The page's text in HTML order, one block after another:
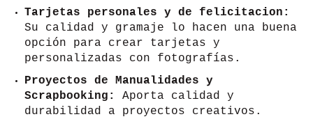
Tarjetas personales y de felicitacion:
Su calidad y gramaje lo hacen una buena
opción para crear tarjetas y
personalizadas con fotografías.
Proyectos de Manualidades y
Scrapbooking:
Aporta calidad y
durabilidad a proyectos creativos.